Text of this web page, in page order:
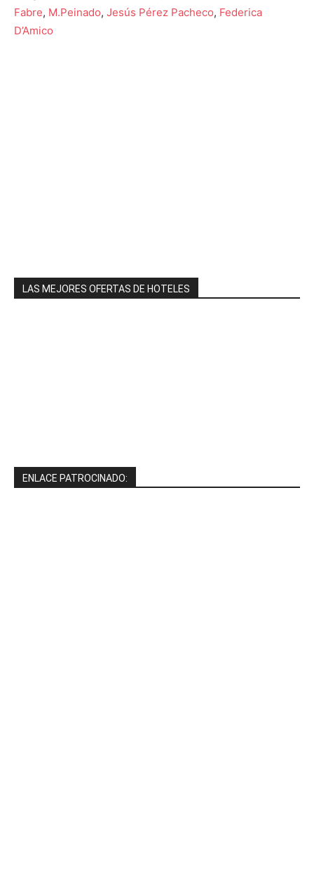
Fabre, M.Peinado, Jesús Pérez Pacheco, Federica
D’Amico
LAS MEJORES OFERTAS DE HOTELES
ENLACE PATROCINADO: